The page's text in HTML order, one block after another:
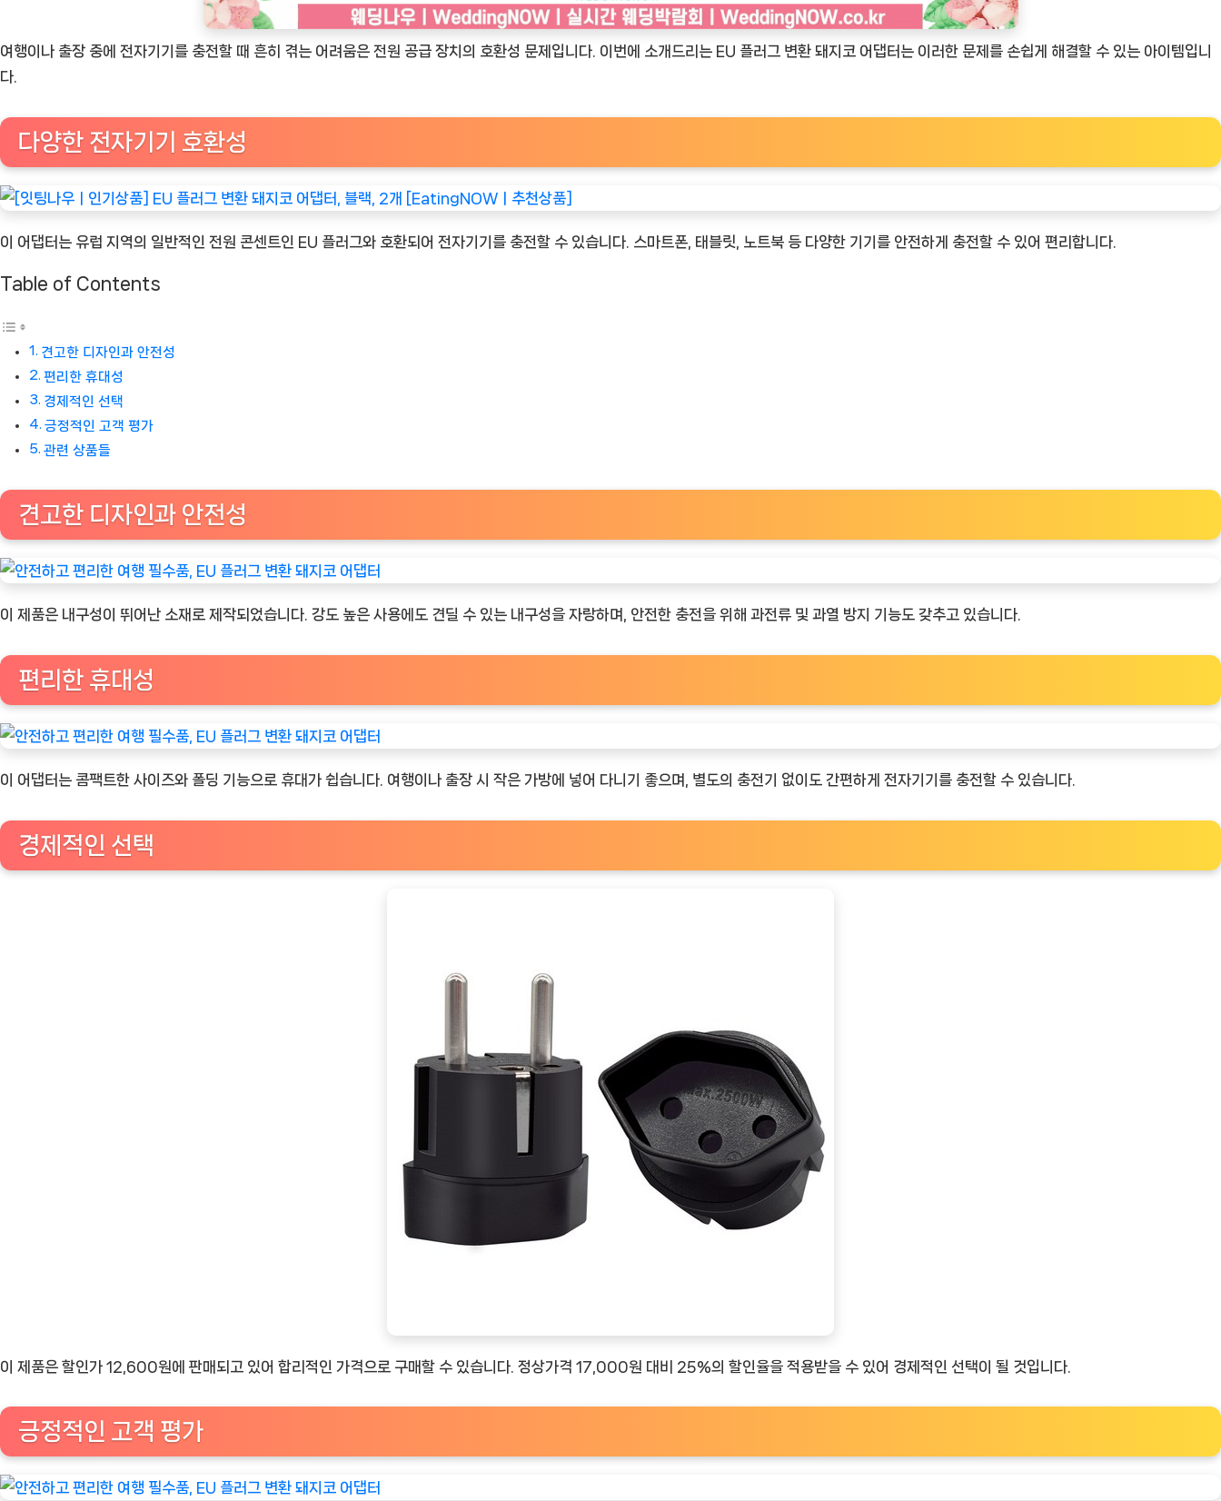
변
환
코
댑
터,
랙,
여행이나 출장 중에 전자기기를 충전할 때 흔히 겪는 어려움은 전원 공급 장치의 호환성 문제입니다. 이번에 소개드리는 EU 플러그 변환 돼지코 어댑터는 이러한 문제를 손쉽게 해결할 수 있는 아이템입니
다.
다양한 전자기기 호환성
이 어댑터는 유럽 지역의 일반적인 전원 콘센트인 EU 플러그와 호환되어 전자기기를 충전할 수 있습니다. 스마트폰, 태블릿, 노트북 등 다양한 기기를 안전하게 충전할 수 있어 편리합니다.
Table of Contents
견고한 디자인과 안전성
편리한 휴대성
경제적인 선택
긍정적인 고객 평가
관련 상품들
견고한 디자인과 안전성
이 제품은 내구성이 뛰어난 소재로 제작되었습니다. 강도 높은 사용에도 견딜 수 있는 내구성을 자랑하며, 안전한 충전을 위해 과전류 및 과열 방지 기능도 갖추고 있습니다.
편리한 휴대성
이 어댑터는 콤팩트한 사이즈와 폴딩 기능으로 휴대가 쉽습니다. 여행이나 출장 시 작은 가방에 넣어 다니기 좋으며, 별도의 충전기 없이도 간편하게 전자기기를 충전할 수 있습니다.
경제적인 선택
이 제품은 할인가 12,600원에 판매되고 있어 합리적인 가격으로 구매할 수 있습니다. 정상가격 17,000원 대비 25%의 할인율을 적용받을 수 있어 경제적인 선택이 될 것입니다.
긍정적인 고객 평가